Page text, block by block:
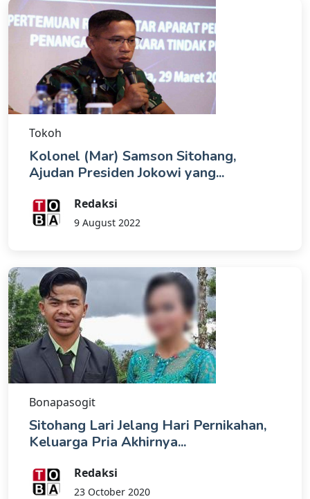
Tokoh
Kolonel (Mar) Samson Sitohang,
Ajudan Presiden Jokowi yang...
Redaksi
9 August 2022
Bonapasogit
Sitohang Lari Jelang Hari Pernikahan,
Keluarga Pria Akhirnya...
Redaksi
23 October 2020